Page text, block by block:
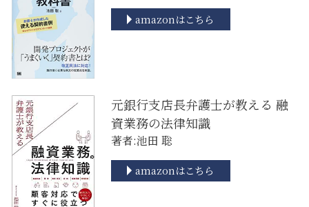
amazonはこちら
元銀行支店長弁護士が教える 融
資業務の法律知識
著者:池田 聡
amazonはこちら